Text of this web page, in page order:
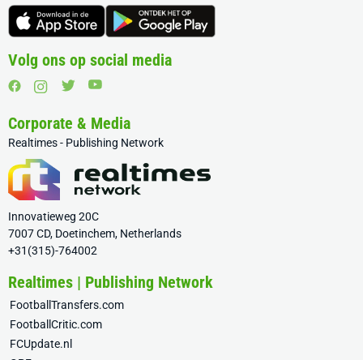
Volg ons op social media
Corporate & Media
Realtimes - Publishing Network
Innovatieweg 20C
7007 CD, Doetinchem, Netherlands
+31(315)-764002
Realtimes | Publishing Network
FootballTransfers.com
FootballCritic.com
FCUpdate.nl